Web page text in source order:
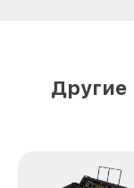
Чистка и
Другие